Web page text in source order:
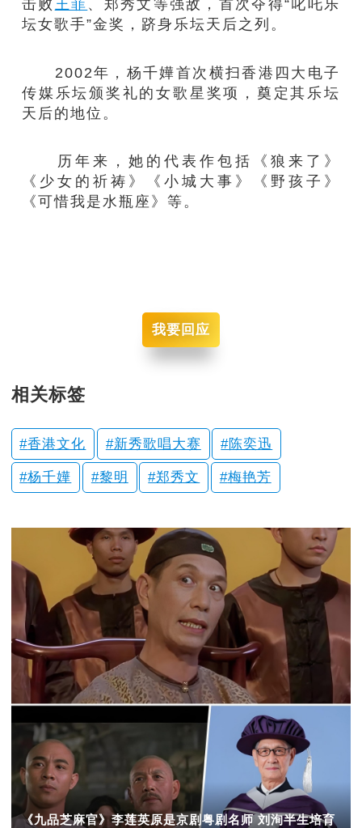
击败王菲、郑秀文等强敌，首次夺得“叱吒乐
坛女歌手”金奖，跻身乐坛天后之列。
2002年，杨千嬅首次横扫香港四大电子
传媒乐坛颁奖礼的女歌星奖项，奠定其乐坛
天后的地位。
历年来，她的代表作包括《狼来了》
《少女的祈祷》《小城大事》《野孩子》
《可惜我是水瓶座》等。
我要回应
相关标签
香港文化 新秀歌唱大赛 陈奕迅
杨千嬅 黎明 郑秀文 梅艳芳
《九品芝麻官》李莲英原是京剧粤剧名师 刘洵半生培育